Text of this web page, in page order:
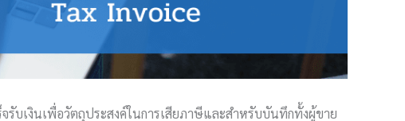
รับเงินเพื่อวัตถุประสงค์ในการเสียภาษีและสำหรับบันทึกทั้งผู้ขาย